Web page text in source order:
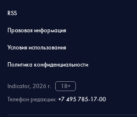
RSS
Правовая информация
Условия использования
Политика конфиденциальности
Indicator, 2026 г.
18+
Телефон редакции: +7 495 785-17-00